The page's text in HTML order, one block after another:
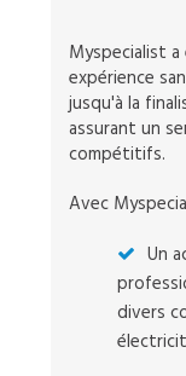
Myspecialist
expérience
jusqu'à la
assurant un
compétitifs.
Avec
Un
divers